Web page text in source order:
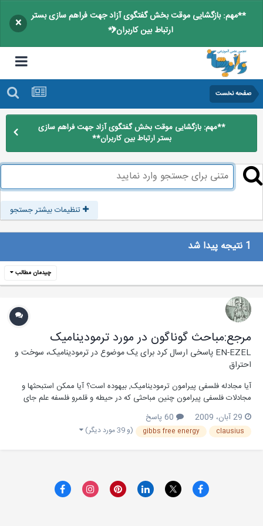
**مهم: بازگشایی موقت بخش گفتگوی آزاد جهت فراهم سازی بستر
ارتباط بین کاربران**
×
صفحه نخست
**مهم: بازگشایی موقت بخش گفتگوی آزاد جهت فراهم سازی
بستر ارتباط بین کاربران**
تنظیمات بیشتر جستجو
چیدمان مطالب
مرجع:مباحث گوناگون در مورد ترمودینامیک
EN-EZELپاسخی ارسال کرد برای یک موضوع درترمودینامیک، سوخت و
احتراق
آیا مجادله فلسفی پیرامون ترمودینامیک, بیهوده است؟ آیا ممکن استبحثها و
مجادلات فلسفی پیرامون چنین مباحثی که در حیطه و قلمرو فلسفه علم جای
می گیرنداساساً پوچ و بیهوده باشند؟ صاحبنظران مکاتیب زبان شناسی علم
تفسیر(Hermeneutics) نظیر پل ریکور و دوره اول ویتگنشتاین اعتقاد داشتند
که مشاجرات فلسفی...
29 آبان، 2009 60 پاسخ
clausius
gibbs free energy (و 39 مورد دیگر)